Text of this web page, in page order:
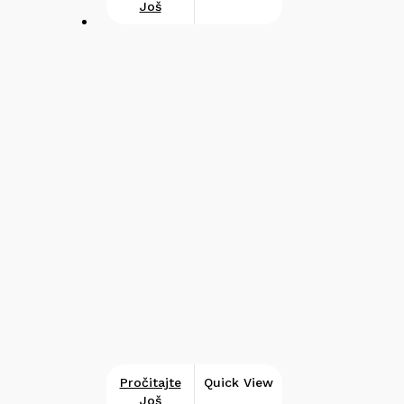
Još
Pročitajte
Još
Quick View